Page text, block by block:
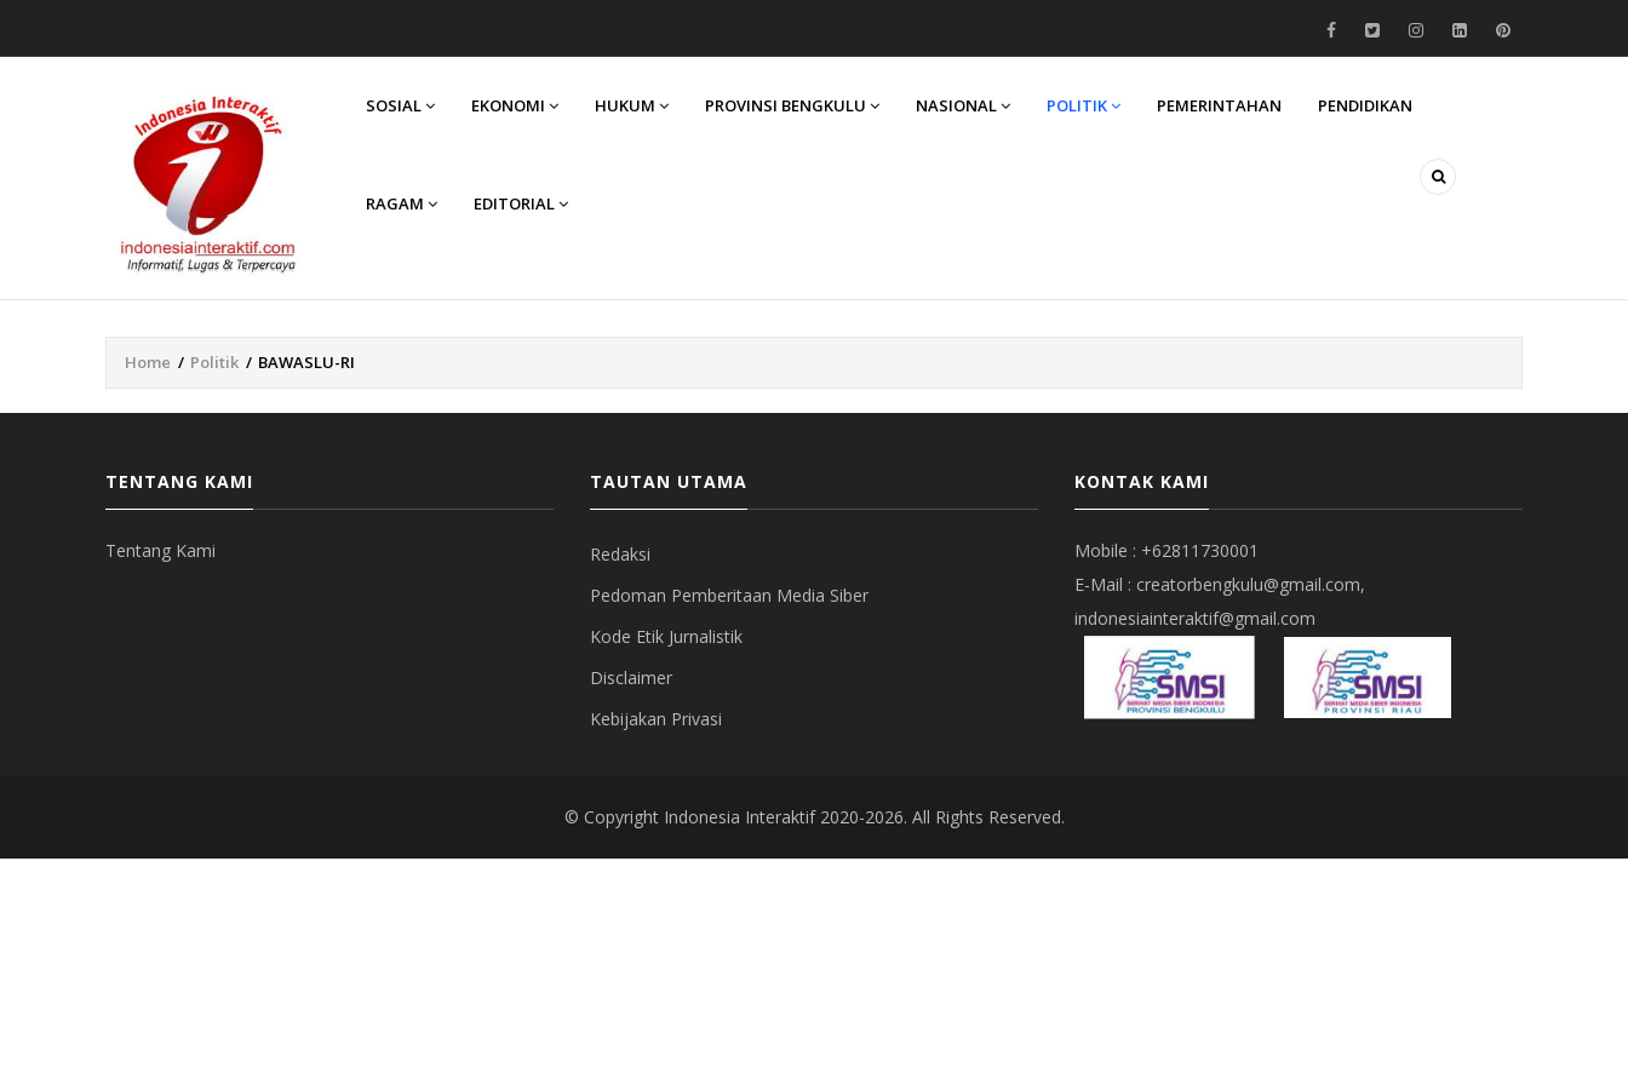
MAIN
SOSIAL EKONOMI HUKUM PROVINSI BENGKULU NASIONAL POLITIK PEMERINTAHAN PENDIDIKAN
RAGAM EDITORIAL
Breadcrumb
Home / Politik / BAWASLU-RI
TENTANG KAMI
Tentang Kami
TAUTAN UTAMA
Redaksi
Pedoman Pemberitaan Media Siber
Kode Etik Jurnalistik
Disclaimer
Kebijakan Privasi
KONTAK KAMI
Mobile : +62811730001
E-Mail : creatorbengkulu@gmail.com,
indonesiainteraktif@gmail.com
© Copyright Indonesia Interaktif2020-2026. All Rights Reserved.